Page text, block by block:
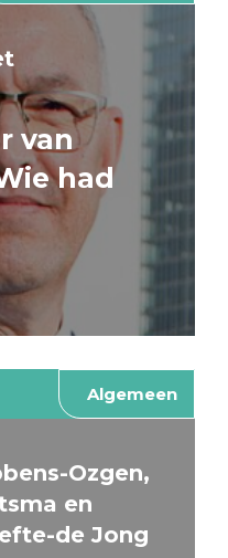
van
had
Algemeen
Ozgen,
en
de Jong